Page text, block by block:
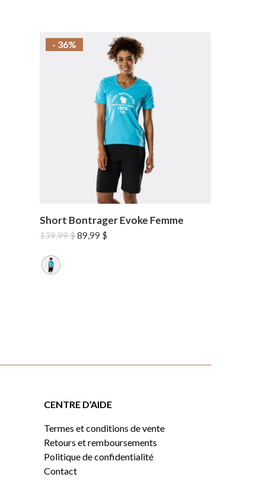
- 36%
Short Bontrager Evoke Femme
139,99$Le
89,99 $Le
CENTRE D’AIDE
Termes et conditions de vente
Retours et remboursements
Politique de confidentialité
Contact